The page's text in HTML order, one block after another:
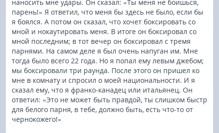
наносить мне удары. Он сказал: «Ты меня не боишься,
парень!» Я ответил, что меня бы здесь не было, если бы
я боялся. А потом он сказал, что хочет боксировать со
мной и нокаутировать меня. В итоге он боксировал со
мной последним; в тот вечер он боксировал с тремя
парнями. На самом деле я был очень напуган им. Мне
тогда было всего 22 года. Но я попал ему левым джебом;
мы боксировали три раунда. После этого он пришел ко
мне в комнату и спросил о моей национальности. И я
сказал ему, что я франко-канадец или итальянец. Он
ответил: «Это не может быть правдой, ты слишком быстр
для белого парня, в тебе, должно быть, есть что-то от
чернокожего!»